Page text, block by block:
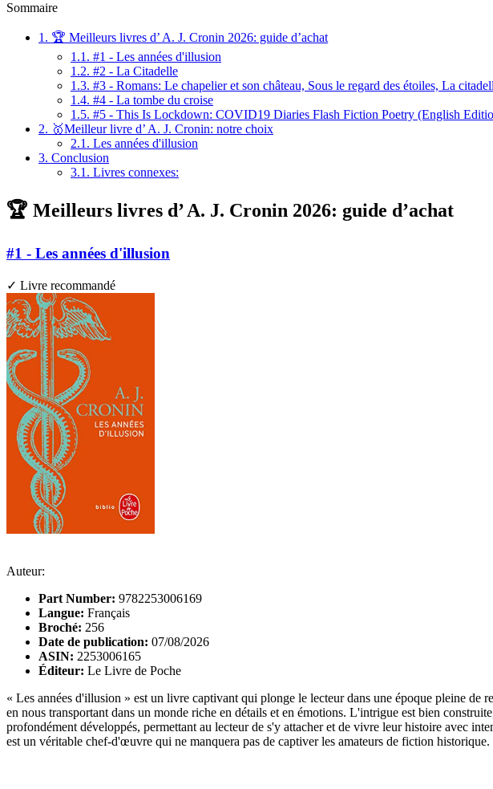
Sommaire
1. 🏆 Meilleurs livres d’ A. J. Cronin 2026: guide d’achat
1.1. #1 - Les années d'illusion
1.2. #2 - La Citadelle
1.3. #3 - Romans: Le chapelier et son château, Sous le regard des étoiles, La
1.4. #4 - La tombe du croise
1.5. #5 - This Is Lockdown: COVID19 Diaries Flash Fiction Poetry (English
2. 🥇Meilleur livre d’ A. J. Cronin: notre choix
2.1. Les années d'illusion
3. Conclusion
3.1. Livres connexes:
🏆 Meilleurs livres d’ A. J. Cronin 2026: guide d’achat
#1 - Les années d'illusion
✓ Livre recommandé
Auteur:
Part Number: 9782253006169
Langue: Français
Broché: 256
Date de publication: 07/08/2026
ASIN: 2253006165
Éditeur: Le Livre de Poche
« Les années d'illusion » est un livre captivant qui plonge le lecteur dans une époque pleine de
en nous transportant dans un monde riche en détails et en émotions. L'intrigue est bien
profondément développés, permettant au lecteur de s'y attacher et de vivre leur histoire avec
est un véritable chef-d'œuvre qui ne manquera pas de captiver les amateurs de fiction